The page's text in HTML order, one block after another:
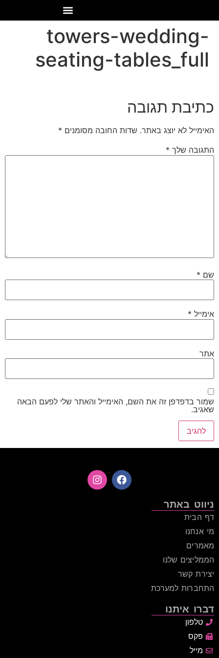
towers-wedding-
seating-tables_full
כתיבת תגובה
האימייל לא יוצג באתר. שדות החובה מסומנים *
התגובה שלך *
שם *
אימייל *
אתר
שמור בדפדפן זה את השם, האימייל והאתר שלי לפעם הבאה
שאגיב.
ניווט באתר
דף הבית
מי אנחנו
מאמרים
הממליצים שלנו
יצירת קשר
התחברות למערכת
דברו איתנו
טלפון
פקס
מייל